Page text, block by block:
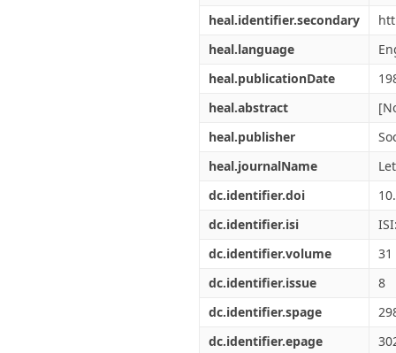
heal.identifier.secondary
heal.language
heal.publicationDate
heal.abstract
heal.publisher
heal.journalName
dc.identifier.doi
dc.identifier.isi
dc.identifier.volume
31
dc.identifier.issue
8
dc.identifier.spage
dc.identifier.epage